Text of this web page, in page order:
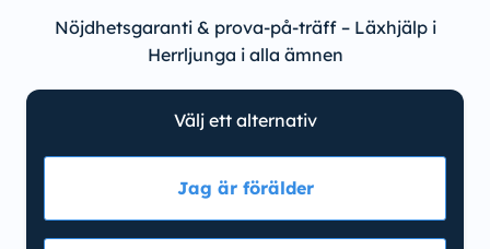
Nöjdhetsgaranti & prova-på-träff – Läxhjälp i
Herrljunga i alla ämnen
Välj ett alternativ
Jag är förälder